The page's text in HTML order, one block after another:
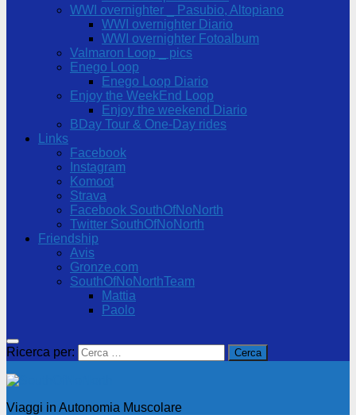
WWI overnighter _ Pasubio, Altopiano
WWI overnighter Diario
WWI overnighter Fotoalbum
Valmaron Loop _ pics
Enego Loop
Enego Loop Diario
Enjoy the WeekEnd Loop
Enjoy the weekend Diario
BDay Tour & One-Day rides
Links
Facebook
Instagram
Komoot
Strava
Facebook SouthOfNoNorth
Twitter SouthOfNoNorth
Friendship
Avis
Gronze.com
SouthOfNoNorthTeam
Mattia
Paolo
Ricerca per:
Viaggi in Autonomia Muscolare